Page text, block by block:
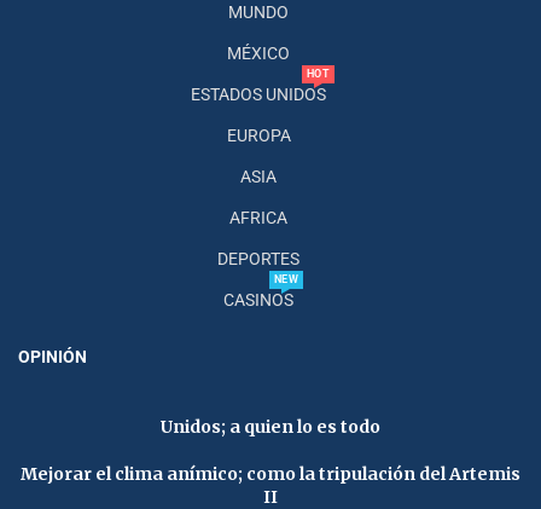
MUNDO
MÉXICO
ESTADOS UNIDOS
HOT
EUROPA
ASIA
AFRICA
DEPORTES
CASINOS
NEW
OPINIÓN
Unidos; a quien lo es todo
Mejorar el clima anímico; como la tripulación del Artemis
II